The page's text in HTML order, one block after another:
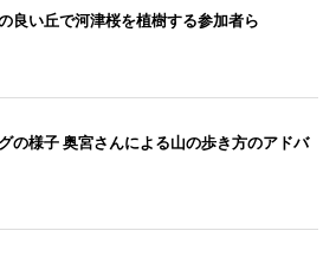
良い丘で河津桜を植樹する参加者ら
の様子 奥宮さんによる山の歩き方のアドバ